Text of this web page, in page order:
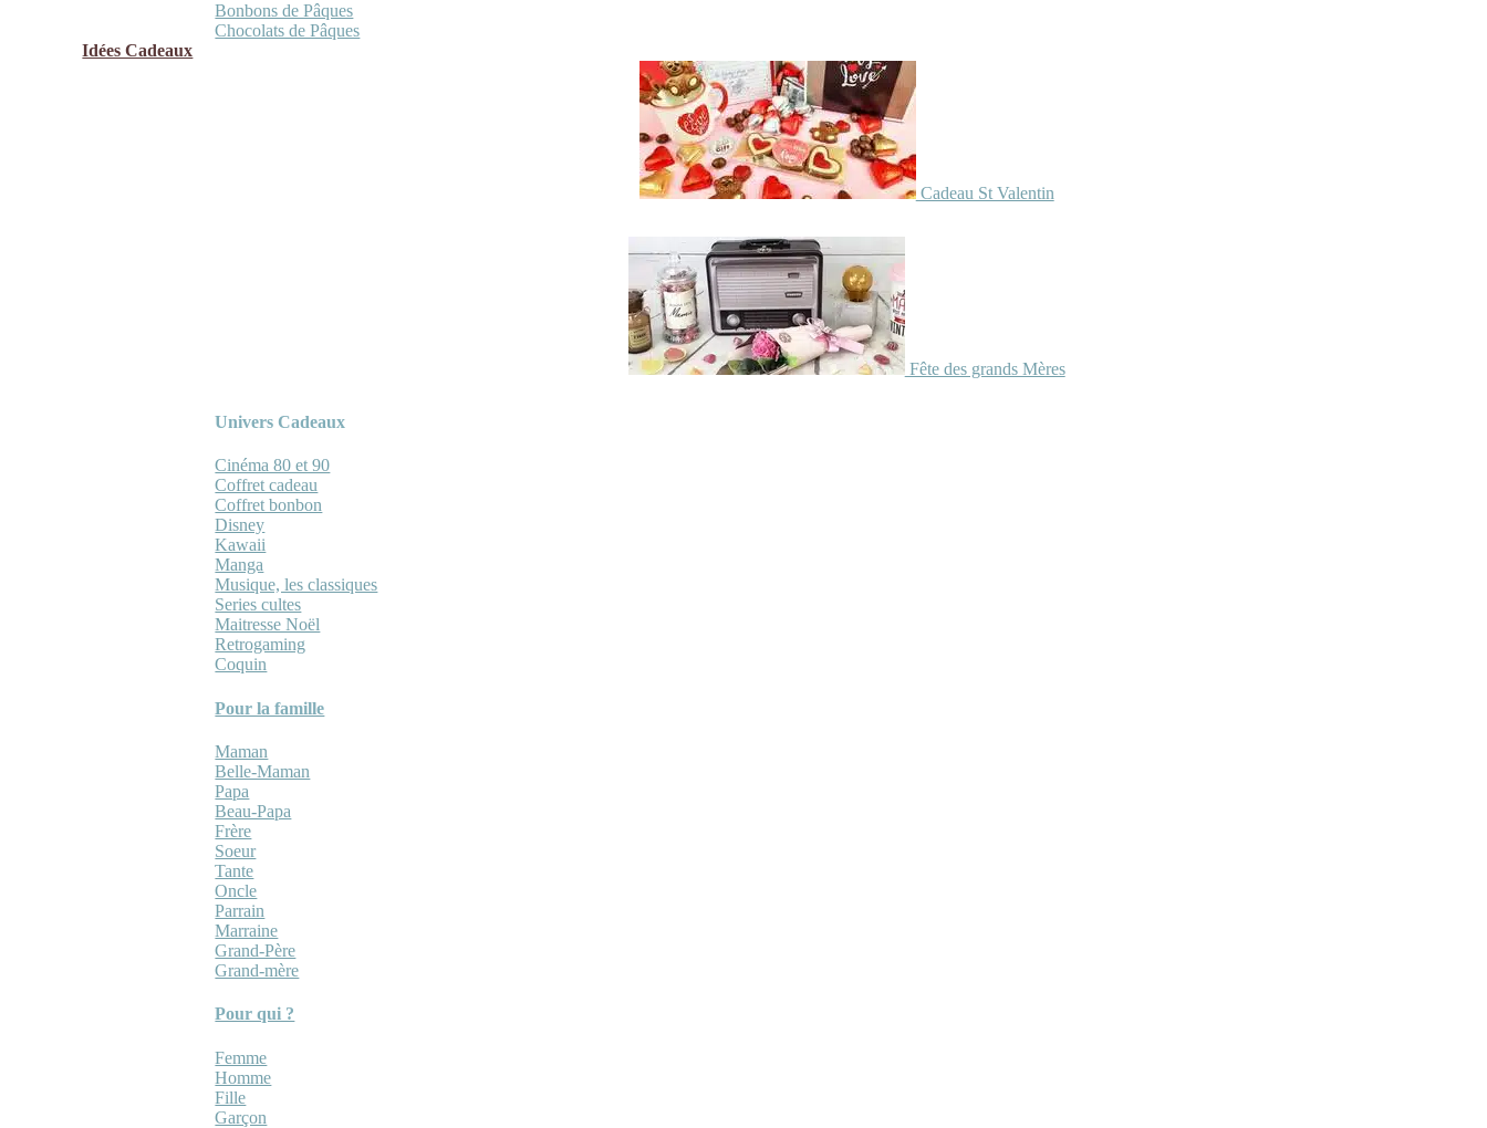
Bonbons de Pâques
Chocolats de Pâques
Idées Cadeaux
Cadeau St Valentin
Fête des grands Mères
Univers Cadeaux
Cinéma 80 et 90
Coffret cadeau
Coffret bonbon
Disney
Kawaii
Manga
Musique, les classiques
Series cultes
Maitresse Noël
Retrogaming
Coquin
Pour la famille
Maman
Belle-Maman
Papa
Beau-Papa
Frère
Soeur
Tante
Oncle
Parrain
Marraine
Grand-Père
Grand-mère
Pour qui ?
Femme
Homme
Fille
Garçon